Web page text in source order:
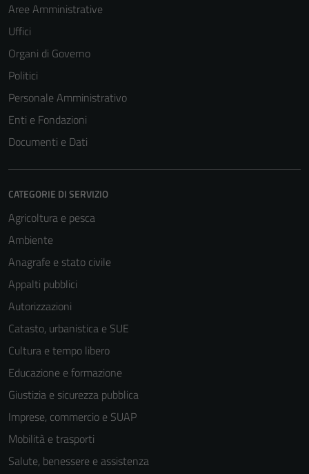
Aree Amministrative
Uffici
Organi di Governo
Politici
Personale Amministrativo
Enti e Fondazioni
Documenti e Dati
CATEGORIE DI SERVIZIO
Agricoltura e pesca
Ambiente
Anagrafe e stato civile
Appalti pubblici
Autorizzazioni
Catasto, urbanistica e SUE
Cultura e tempo libero
Educazione e formazione
Giustizia e sicurezza pubblica
Imprese, commercio e SUAP
Mobilità e trasporti
Salute, benessere e assistenza